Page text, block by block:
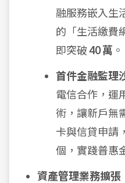
融服務嵌入生
的「生活繳費
即突破40 萬 。
首件金融監理
電信合作，運
術，讓新戶無
卡與信貸申請
個，實踐普惠
資產管理業務擴張